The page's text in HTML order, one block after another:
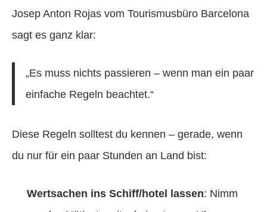
Josep Anton Rojas vom Tourismusbüro Barcelona
sagt es ganz klar:
„Es muss nichts passieren – wenn man ein paar
einfache Regeln beachtet.“
Diese Regeln solltest du kennen – gerade, wenn
du nur für ein paar Stunden an Land bist:
Wertsachen ins Schiff/hotel lassen: Nimm